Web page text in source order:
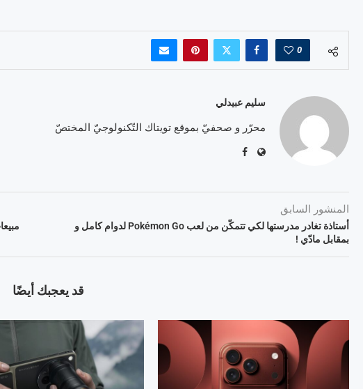
0
سليم عبيدلي
محرّر و صحفيّ بموقع تويتاك التّكنولوجيّ المختصّ
المنشور السابق
أستاذة تغادر مدرستها لكي تتمكّن من لعب Pokémon Go لدوام كامل و
بمقابل مادّي !
قد يعجبك أيضًا